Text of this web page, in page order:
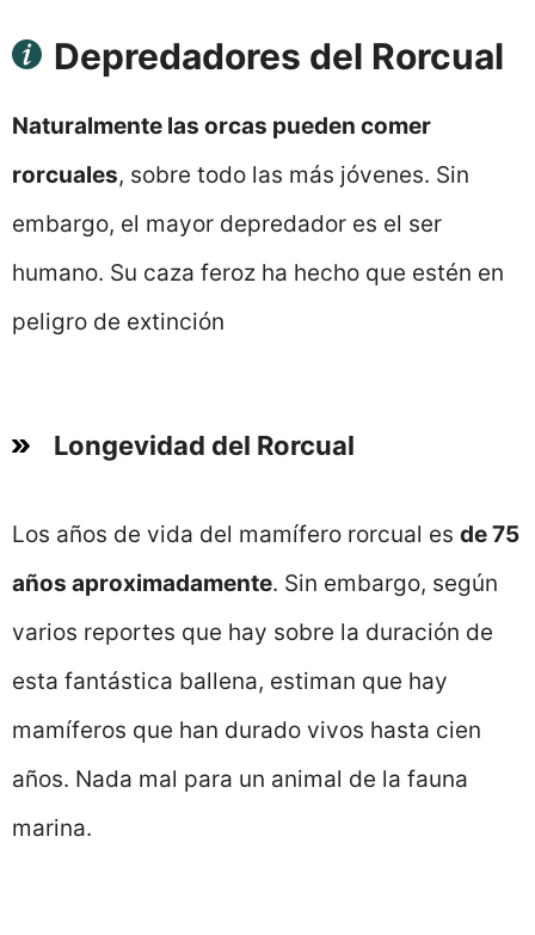
Depredadores del Rorcual
Naturalmente las orcas pueden comer
rorcuales, sobre todo las más jóvenes. Sin
embargo, el mayor depredador es el ser
humano. Su caza feroz ha hecho que estén en
peligro de extinción
Longevidad del Rorcual
Los años de vida del mamífero rorcual es de 75
años aproximadamente. Sin embargo, según
varios reportes que hay sobre la duración de
esta fantástica ballena, estiman que hay
mamíferos que han durado vivos hasta cien
años. Nada mal para un animal de la fauna
marina.